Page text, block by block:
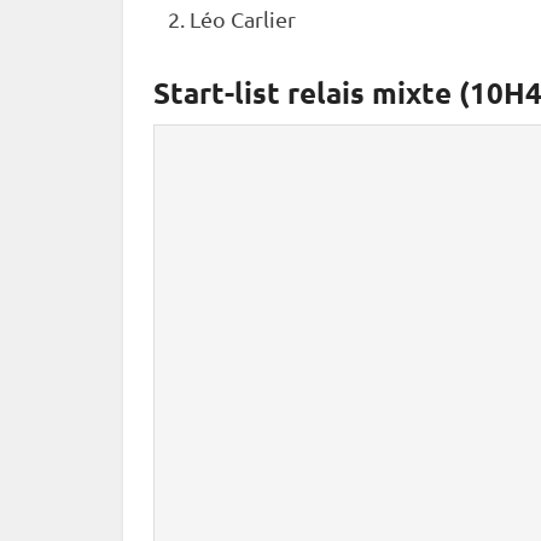
Léo Carlier
Start-list relais mixte